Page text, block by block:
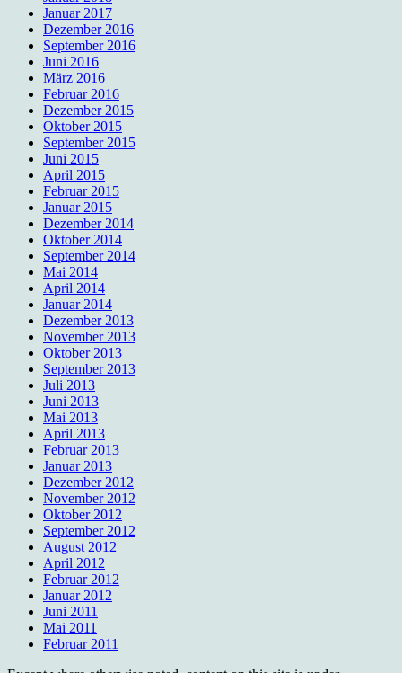
Januar 2017
Dezember 2016
September 2016
Juni 2016
März 2016
Februar 2016
Dezember 2015
Oktober 2015
September 2015
Juni 2015
April 2015
Februar 2015
Januar 2015
Dezember 2014
Oktober 2014
September 2014
Mai 2014
April 2014
Januar 2014
Dezember 2013
November 2013
Oktober 2013
September 2013
Juli 2013
Juni 2013
Mai 2013
April 2013
Februar 2013
Januar 2013
Dezember 2012
November 2012
Oktober 2012
September 2012
August 2012
April 2012
Februar 2012
Januar 2012
Juni 2011
Mai 2011
Februar 2011